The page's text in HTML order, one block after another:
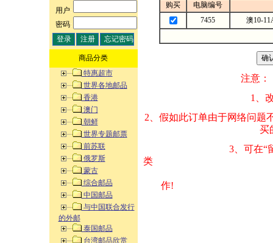
用户:
密码:
商品分类
特惠超市
世界各地邮品
香港
澳门
朝鲜
世界专题邮票
前苏联
俄罗斯
蒙古
综合邮品
中国邮品
与中国联合发行
的外邮
泰国邮品
台湾邮品欣赏
购买
电脑编号
7455
澳10-
注意：
1、改变商品数量
2、假如此订单由
买的邮品的“
3、可在“
类 方式告之
作!